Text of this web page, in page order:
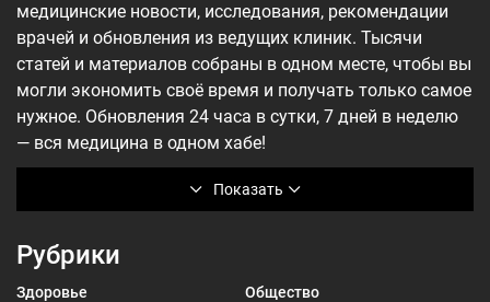
Показать
медицинские новости, исследования, рекомендации
врачей и обновления из ведущих клиник. Тысячи
статей и материалов собраны в одном месте, чтобы вы
могли экономить своё время и получать только самое
нужное. Обновления 24 часа в сутки, 7 дней в неделю
— вся медицина в одном хабе!
Рубрики
Здоровье
Общество